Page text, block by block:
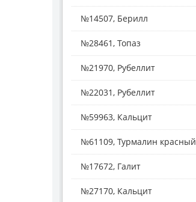
№14507, Берилл
№28461, Топаз
№21970, Рубеллит
№22031, Рубеллит
№59963, Кальцит
№61109, Турмалин красный
№17672, Галит
№27170, Кальцит